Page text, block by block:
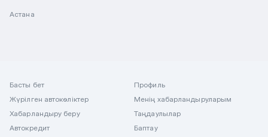
Астана
Басты бет
Жүрілген автокөліктер
Хабарландыру беру
Автокредит
Профиль
Менің хабарландыруларым
Таңдаулылар
Баптау